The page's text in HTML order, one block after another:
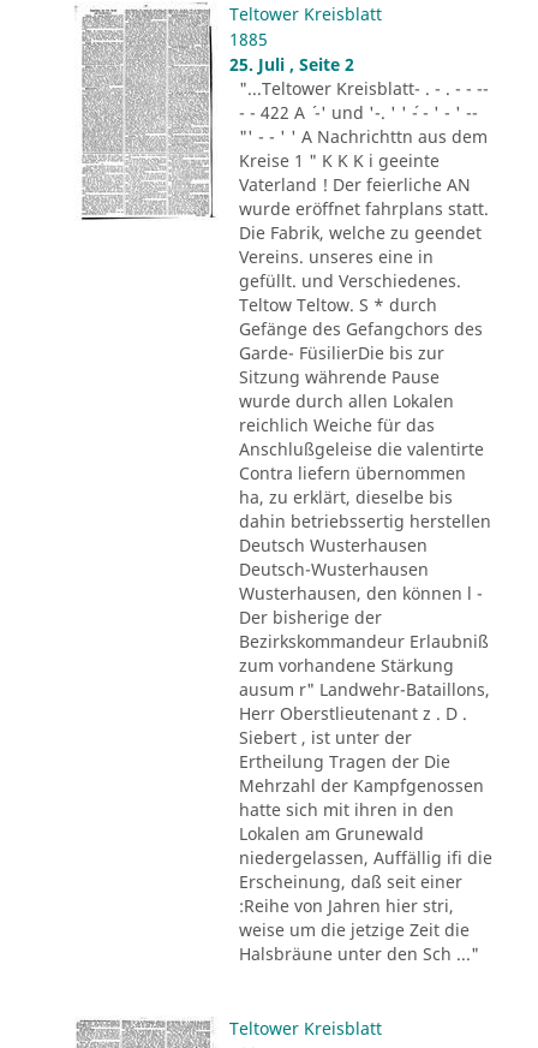
Teltower Kreisblatt
1885
25. Juli , Seite 2
"...Teltower Kreisblatt- . - . - - --
- - 422 A ´ -' und '-. ' ' ´- - ' - ' --
"' - - ' ' A Nachrichttn aus dem
Kreise 1 " K K K i geeinte
Vaterland ! Der feierliche AN
wurde eröffnet fahrplans statt.
Die Fabrik, welche zu geendet
Vereins. unseres eine in
gefüllt. und Verschiedenes.
Teltow Teltow. S * durch
Gefänge des Gefangchors des
Garde- FüsilierDie bis zur
Sitzung währende Pause
wurde durch allen Lokalen
reichlich Weiche für das
Anschlußgeleise die valentirte
Contra liefern übernommen
ha, zu erklärt, dieselbe bis
dahin betriebssertig herstellen
Deutsch Wusterhausen
Deutsch-Wusterhausen
Wusterhausen, den können l -
Der bisherige der
Bezirkskommandeur Erlaubniß
zum vorhandene Stärkung
ausum r" Landwehr-Bataillons,
Herr Oberstlieutenant z . D .
Siebert , ist unter der
Ertheilung Tragen der Die
Mehrzahl der Kampfgenossen
hatte sich mit ihren in den
Lokalen am Grunewald
niedergelassen, Auffällig ifi die
Erscheinung, daß seit einer
:Reihe von Jahren hier stri,
weise um die jetzige Zeit die
Halsbräune unter den Sch ..."
Teltower Kreisblatt